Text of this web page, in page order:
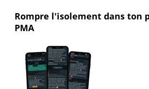
Rompre l'isolement dans ton
PMA